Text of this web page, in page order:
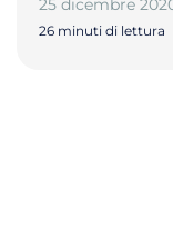
25 dicembre
26 minuti di lettura